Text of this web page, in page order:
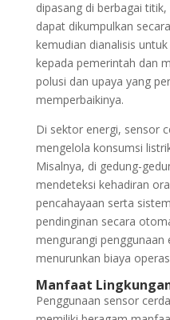
dipasang di berbagai
dapat dikumpulkan
kemudian dianalisis
kepada pemerintah dan
polusi dan upaya yang
memperbaikinya.
Di sektor energi, sensor
mengelola konsumsi
Misalnya, di gedung-
mendeteksi kehadiran
pencahayaan serta
pendinginan secara
mengurangi penggunaan
menurunkan biaya
Manfaat
Penggunaan sensor